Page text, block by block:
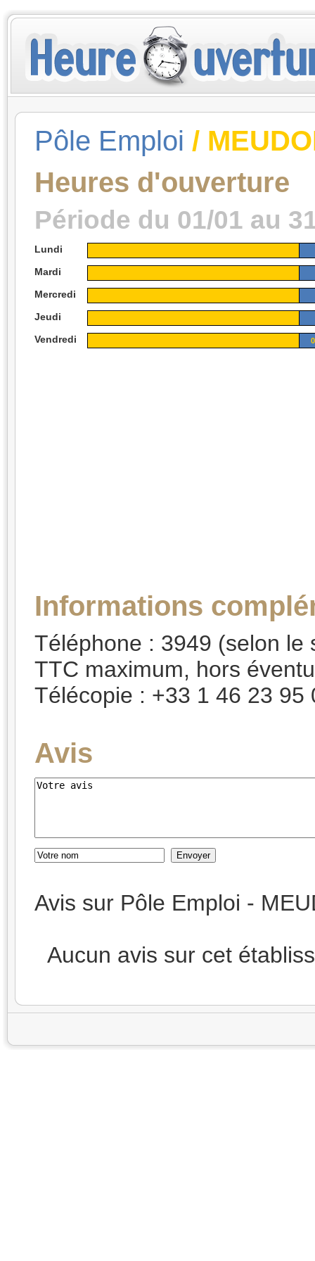
Pôle Emploi /
Heures d'ouverture
Période du 01/01 au
Lundi
Mardi
Mercredi
Jeudi
Vendredi
Informations
Téléphone : 3949 (selon le
TTC maximum, hors
Télécopie : +33 1 46 23 95
Avis
Avis sur Pôle Emploi -
Aucun avis sur cet